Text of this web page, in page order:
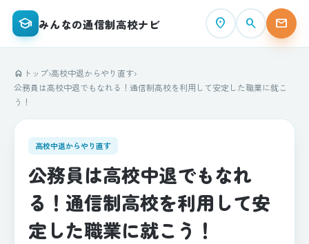
school みんなの通信制高校ナビ place search mail
home トップ›高校中退からやり直す›
公務員は高校中退でもなれる！通信制高校を利用して安定した職業に就こ
う！
高校中退からやり直す
公務員は高校中退でもなれ
る！通信制高校を利用して安
定した職業に就こう！